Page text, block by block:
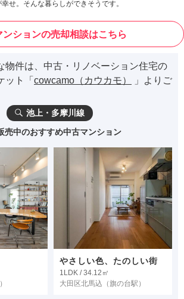
せ。そんな暮らしができそうです。
ンションの売却相談はこちら
物件は、中古・リノベーション住宅の
ット「 cowcamo（カウカモ）
」よりご
池上・多摩川線
売中のおすすめ中古マンション
やさしい色、たのしい街
1LDK / 34.12㎡
大田区北馬込 （旗の台駅）